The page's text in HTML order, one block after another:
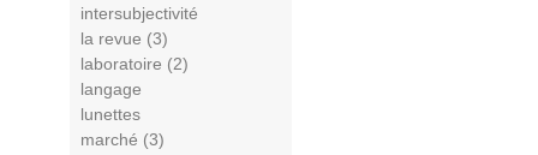
intersubjectivité
la revue (3)
laboratoire (2)
langage
lunettes
marché (3)